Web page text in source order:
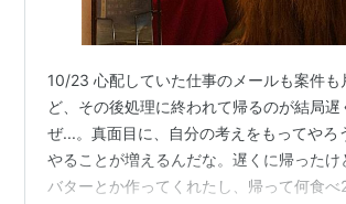
10/23 心配していた仕事のメールも案件も
ど、その後処理に終われて帰るのが結局遅
ぜ...。真面目に、自分の考えをもってやろ
やることが増えるんだな。遅くに帰ったけ
バターとか作ってくれたし、帰って何食べ